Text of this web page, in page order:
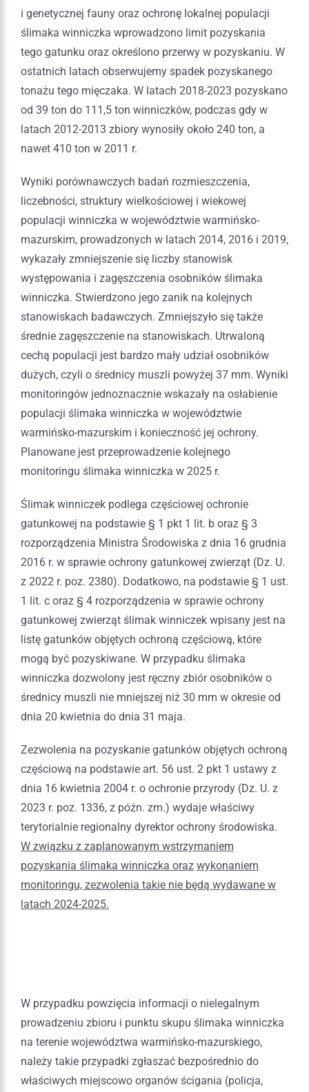
i genetycznej fauny oraz ochronę lokalnej populacji
ślimaka winniczka wprowadzono limit pozyskania
tego gatunku oraz określono przerwy w pozyskaniu. W
ostatnich latach obserwujemy spadek pozyskanego
tonażu tego mięczaka. W latach 2018-2023 pozyskano
od 39 ton do 111,5 ton winniczków, podczas gdy w
latach 2012-2013 zbiory wynosiły około 240 ton, a
nawet 410 ton w 2011 r.
Wyniki porównawczych badań rozmieszczenia,
liczebności, struktury wielkościowej i wiekowej
populacji winniczka w województwie warmińsko-
mazurskim, prowadzonych w latach 2014, 2016 i 2019,
wykazały zmniejszenie się liczby stanowisk
występowania i zagęszczenia osobników ślimaka
winniczka. Stwierdzono jego zanik na kolejnych
stanowiskach badawczych. Zmniejszyło się także
średnie zagęszczenie na stanowiskach. Utrwaloną
cechą populacji jest bardzo mały udział osobników
dużych, czyli o średnicy muszli powyżej 37 mm. Wyniki
monitoringów jednoznacznie wskazały na osłabienie
populacji ślimaka winniczka w województwie
warmińsko-mazurskim i konieczność jej ochrony.
Planowane jest przeprowadzenie kolejnego
monitoringu ślimaka winniczka w 2025 r.
Ślimak winniczek podlega częściowej ochronie
gatunkowej na podstawie § 1 pkt 1 lit. b oraz § 3
rozporządzenia Ministra Środowiska z dnia 16 grudnia
2016 r. w sprawie ochrony gatunkowej zwierząt (Dz. U.
z 2022 r. poz. 2380). Dodatkowo, na podstawie § 1 ust.
1 lit. c oraz § 4 rozporządzenia w sprawie ochrony
gatunkowej zwierząt ślimak winniczek wpisany jest na
listę gatunków objętych ochroną częściową, które
mogą być pozyskiwane. W przypadku ślimaka
winniczka dozwolony jest ręczny zbiór osobników o
średnicy muszli nie mniejszej niż 30 mm w okresie od
dnia 20 kwietnia do dnia 31 maja.
Zezwolenia na pozyskanie gatunków objętych ochroną
częściową na podstawie art. 56 ust. 2 pkt 1 ustawy z
dnia 16 kwietnia 2004 r. o ochronie przyrody (Dz. U. z
2023 r. poz. 1336, z późn. zm.) wydaje właściwy
terytorialnie regionalny dyrektor ochrony środowiska.
W związku z zaplanowanym wstrzymaniem
pozyskania ślimaka winniczka oraz wykonaniem
monitoringu, zezwolenia takie nie będą wydawane w
latach 2024-2025.
W przypadku powzięcia informacji o nielegalnym
prowadzeniu zbioru i punktu skupu ślimaka winniczka
na terenie województwa warmińsko-mazurskiego,
należy takie przypadki zgłaszać bezpośrednio do
właściwych miejscowo organów ścigania (policja,